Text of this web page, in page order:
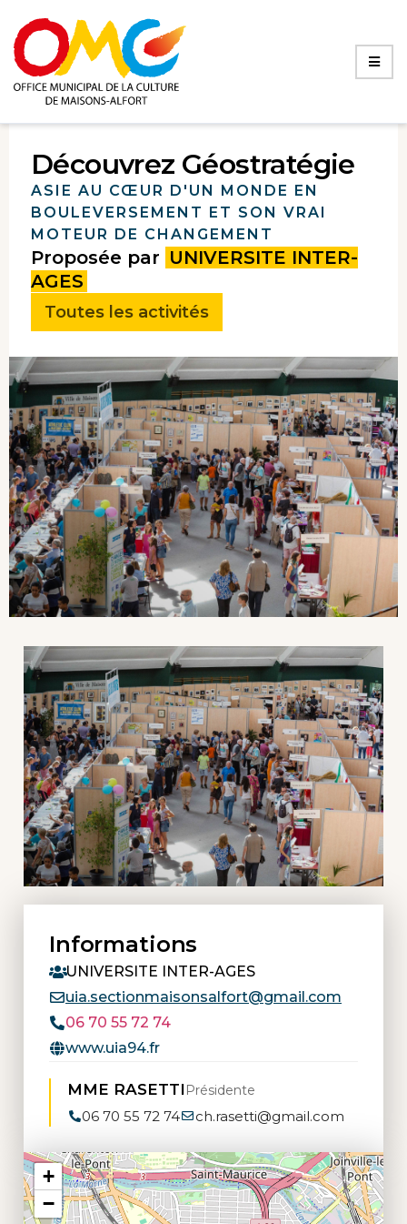
Découvrez Géostratégie
ASIE AU CŒUR D'UN MONDE EN
BOULEVERSEMENT ET SON VRAI
MOTEUR DE CHANGEMENT
Proposée par UNIVERSITE INTER-
AGES
Toutes les activités
Informations
UNIVERSITE INTER-AGES
uia.sectionmaisonsalfort@gmail.com
06 70 55 72 74
www.uia94.fr
MME RASETTIPrésidente
06 70 55 72 74 ch.rasetti@gmail.com
+
−